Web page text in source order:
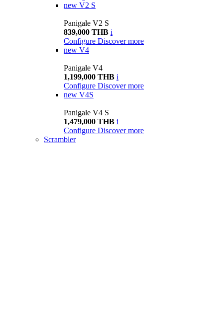
new V2 S
Panigale V2 S
839,000 THB i
Configure Discover more
new V4
Panigale V4
1,199,000 THB i
Configure Discover more
new V4S
Panigale V4 S
1,479,000 THB i
Configure Discover more
Scrambler